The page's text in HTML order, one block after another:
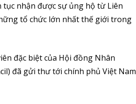
nhận được sự ủng hộ từ Liên
tổ chức lớn nhất thế giới trong
đặc biệt của Hội đồng Nhân
đã gửi thư tới chính phủ Việt Nam